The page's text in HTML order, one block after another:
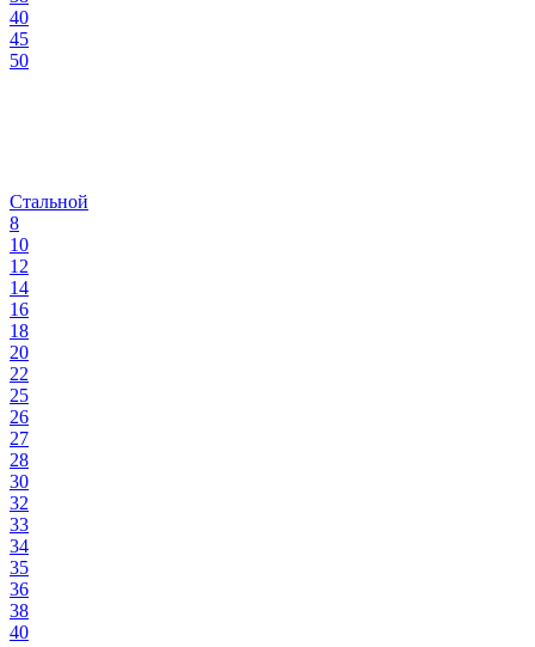
40
45
50
Стальной
8
10
12
14
16
18
20
22
25
26
27
28
30
32
33
34
35
36
38
40